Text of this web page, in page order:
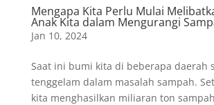
Mengapa Kita Perlu Mulai
Anak Kita dalam Mengurangi
Jan 10, 2024
Saat ini bumi kita di beberapa daerah
tenggelam dalam masalah sampah.
kita menghasilkan miliaran ton